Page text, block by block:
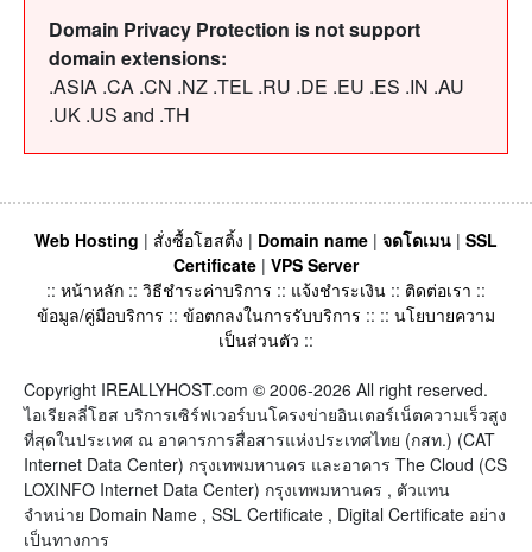
Domain Privacy Protection is not support
domain extensions:
.ASIA .CA .CN .NZ .TEL .RU .DE .EU .ES .IN .AU
.UK .US and .TH
Web Hosting | สั่งซื้อโฮสติ้ง | Domain name | จดโดเมน | SSL
Certificate | VPS Server
:: หน้าหลัก :: วิธีชำระค่าบริการ :: แจ้งชำระเงิน :: ติดต่อเรา ::
ข้อมูล/คู่มือบริการ :: ข้อตกลงในการรับบริการ :: :: นโยบายความ
เป็นส่วนตัว ::
Copyright IREALLYHOST.com © 2006-2026 All right reserved.
ไอเรียลลี่โฮส บริการเซิร์ฟเวอร์บนโครงข่ายอินเตอร์เน็ตความเร็วสูง
ที่สุดในประเทศ ณ อาคารการสื่อสารแห่งประเทศไทย (กสท.) (CAT
Internet Data Center) กรุงเทพมหานคร และอาคาร The Cloud (CS
LOXINFO Internet Data Center) กรุงเทพมหานคร , ตัวแทน
จำหน่าย Domain Name , SSL Certificate , Digital Certificate อย่าง
เป็นทางการ